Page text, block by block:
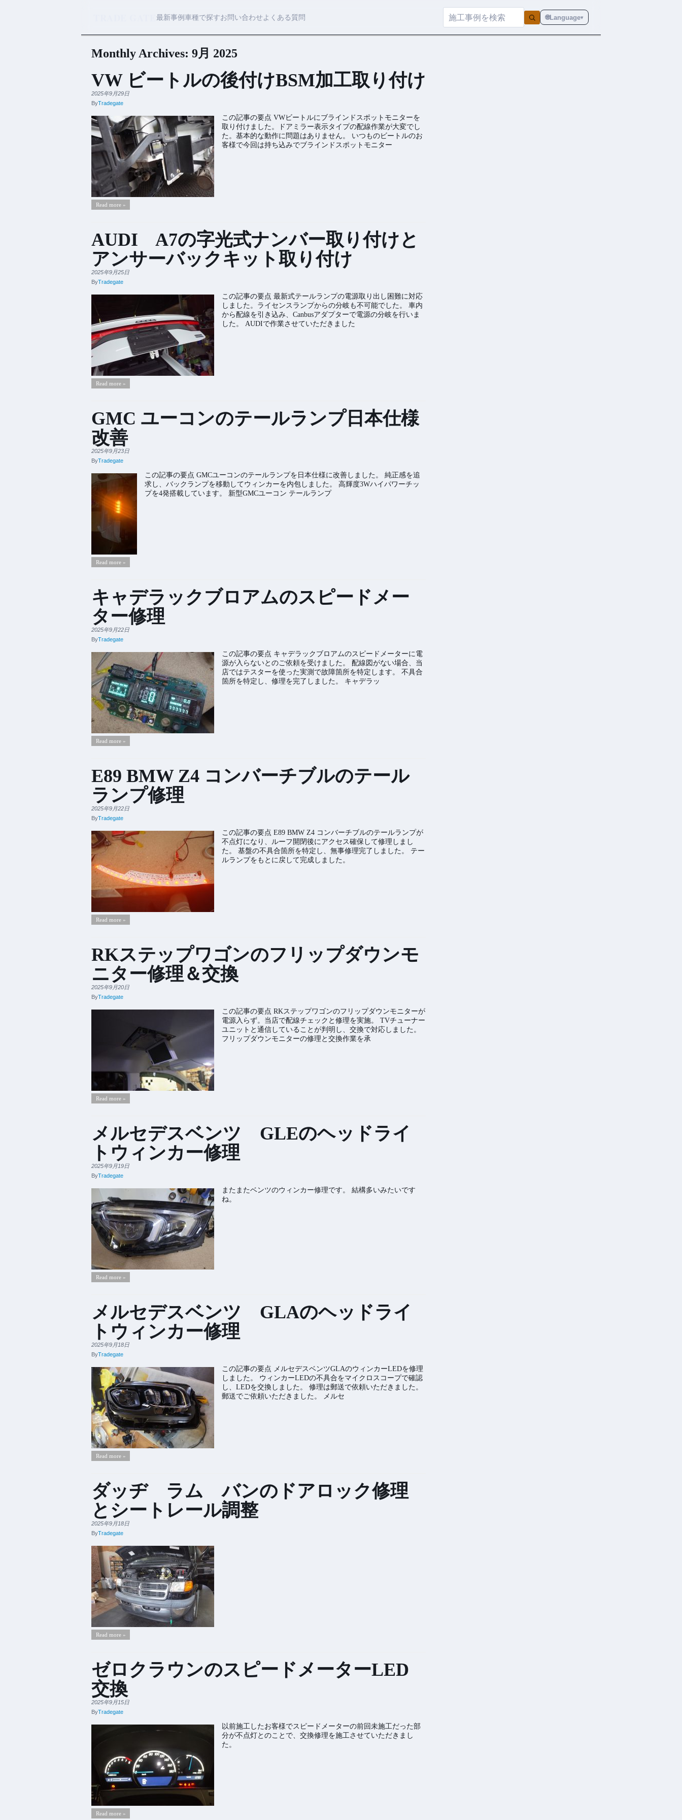
最新事例車種で探すお問い合わせよくある質問 🌐Language▾
Monthly Archives: 9月 2025
VW ビートルの後付けBSM加工取り付け
2025年9月29日
ByTradegate
この記事の要点 VWビートルにブラインドスポットモニターを
取り付けました。ドアミラー表示タイプの配線作業が大変でし
た。基本的な動作に問題はありません。 いつものビートルのお
客様で今回は持ち込みでブラインドスポットモニター
Read more »
AUDI A7の字光式ナンバー取り付けと
アンサーバックキット取り付け
2025年9月25日
ByTradegate
この記事の要点 最新式テールランプの電源取り出し困難に対応
しました。ライセンスランプからの分岐も不可能でした。 車内
から配線を引き込み、Canbusアダプターで電源の分岐を行いま
した。 AUDIで作業させていただきました
Read more »
GMC ユーコンのテールランプ日本仕様
改善
2025年9月23日
ByTradegate
この記事の要点 GMCユーコンのテールランプを日本仕様に改善しました。 純正感を追
求し、バックランプを移動してウィンカーを内包しました。 高輝度3Wハイパワーチッ
プを4発搭載しています。 新型GMCユーコン テールランプ
Read more »
キャデラックブロアムのスピードメー
ター修理
2025年9月22日
ByTradegate
この記事の要点 キャデラックブロアムのスピードメーターに電
源が入らないとのご依頼を受けました。 配線図がない場合、当
店ではテスターを使った実測で故障箇所を特定します。 不具合
箇所を特定し、修理を完了しました。 キャデラッ
Read more »
E89 BMW Z4 コンバーチブルのテール
ランプ修理
2025年9月22日
ByTradegate
この記事の要点 E89 BMW Z4 コンバーチブルのテールランプが
不点灯になり、ルーフ開閉後にアクセス確保して修理しまし
た。 基盤の不具合箇所を特定し、無事修理完了しました。 テー
ルランプをもとに戻して完成しました。
Read more »
RKステップワゴンのフリップダウンモ
ニター修理＆交換
2025年9月20日
ByTradegate
この記事の要点 RKステップワゴンのフリップダウンモニターが
電源入らず。当店で配線チェックと修理を実施。 TVチューナー
ユニットと通信していることが判明し、交換で対応しました。
フリップダウンモニターの修理と交換作業を承
Read more »
メルセデスベンツ GLEのヘッドライ
トウィンカー修理
2025年9月19日
ByTradegate
またまたベンツのウィンカー修理です。 結構多いみたいです
ね。
Read more »
メルセデスベンツ GLAのヘッドライ
トウィンカー修理
2025年9月18日
ByTradegate
この記事の要点 メルセデスベンツGLAのウィンカーLEDを修理
しました。 ウィンカーLEDの不具合をマイクロスコープで確認
し、LEDを交換しました。 修理は郵送で依頼いただきました。
郵送でご依頼いただきました。 メルセ
Read more »
ダッヂ ラム バンのドアロック修理
とシートレール調整
2025年9月18日
ByTradegate
Read more »
ゼロクラウンのスピードメーターLED
交換
2025年9月15日
ByTradegate
以前施工したお客様でスピードメーターの前回未施工だった部
分が不点灯とのことで、交換修理を施工させていただきまし
た。
Read more »